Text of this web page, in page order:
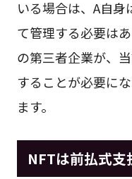
いる場合は、A自
て管理する必要は
の第三者企業が、
することが必要に
ます。
NFTは前払式